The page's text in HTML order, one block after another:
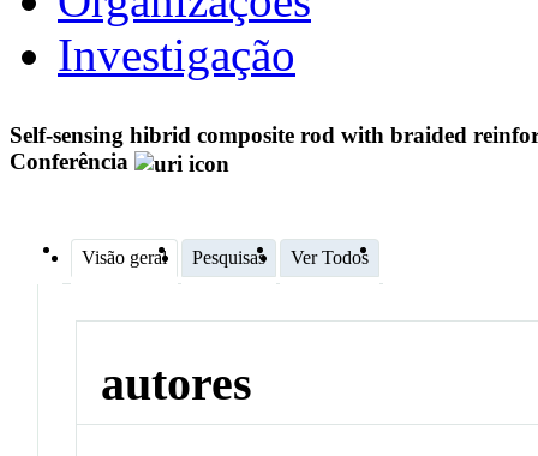
Investigação
Self-sensing hibrid composite rod with braided
Conferência
Visão geral Pesquisas Ver Todos
autores